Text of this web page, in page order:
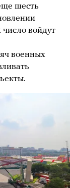
шесть
войдут
военных